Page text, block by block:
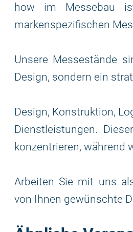
how im Messebau
markenspezifischen
Unsere Messestände
Design, sondern ein
Design, Konstruktion,
Dienstleistungen.
konzentrieren, während
Arbeiten Sie mit uns
von Ihnen gewünschte